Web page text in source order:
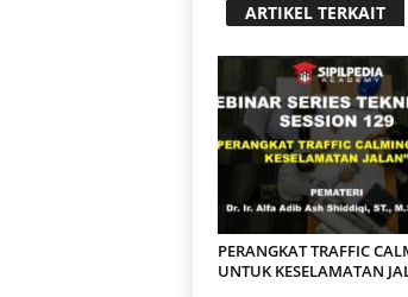
ARTIKEL TERKAIT
PERANGKAT TRAFFIC
UNTUK KESELAMATAN